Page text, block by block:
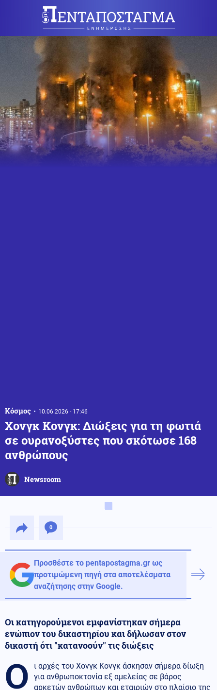
Κόσμος 10.06.2026 - 17:46
Χονγκ Κονγκ: Διώξεις για τη φωτιά
σε ουρανοξύστες που σκότωσε 168
ανθρώπους
Newsroom
0
Προσθέστε το pentapostagma.gr ως
προτιμώμενη πηγή στα αποτελέσματα
αναζήτησης στην Google.
Οι κατηγορούμενοι εμφανίστηκαν σήμερα
ενώπιον του δικαστηρίου και δήλωσαν στον
δικαστή ότι "κατανοούν" τις διώξεις
Ο
ι αρχές του Χονγκ Κονγκ άσκησαν σήμερα δίωξη
για ανθρωποκτονία εξ αμελείας σε βάρος
αρκετών ανθρώπων και εταιριών στο πλαίσιο της